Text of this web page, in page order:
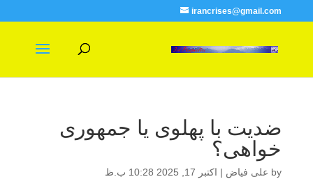
irancrises@gmail.com
ضدیت با پهلوی یا جمهوری
خواهی؟
by علی فیاض | اکتبر 17, 2025 10:28 ب.ظ